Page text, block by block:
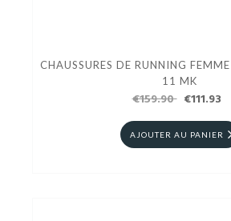
CHAUSSURES DE RUNNING
11 MK
€159.90 €111.93
AJOUTER AU PANIER